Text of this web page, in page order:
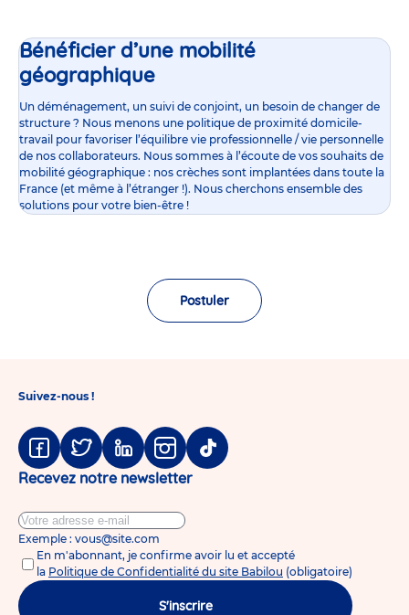
Bénéficier d’une mobilité
géographique
Un déménagement, un suivi de conjoint, un besoin de changer de
structure ? Nous menons une politique de proximité domicile-
travail pour favoriser l’équilibre vie professionnelle / vie personnelle
de nos collaborateurs. Nous sommes à l’écoute de vos souhaits de
mobilité géographique : nos crèches sont implantées dans toute la
France (et même à l’étranger !). Nous cherchons ensemble des
solutions pour votre bien-être !
Postuler
Suivez-nous !
Facebook
TwitterLinkedinInstagram
Tiktok
Recevez notre newsletter
Exemple : vous@site.com
En m'abonnant, je confirme avoir lu et accepté
la Politique de Confidentialité du site Babilou (obligatoire)
S'inscrire